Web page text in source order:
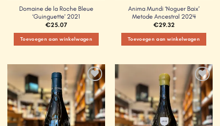
Domaine de la Roche Bleue
‘Guinguette’ 2021
€25.07
Toevoegen aan winkelwagen
Anima Mundi ‘Noguer Baix’
Metode Ancestral 2024
€29.32
Toevoegen aan winkelwagen
Add to
Wishlist
Add to
Wishlist